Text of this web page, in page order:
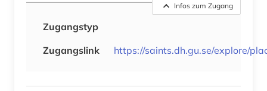
Infos zum Zugang
Zugangstyp
Zugangslink
https://saints.dh.gu.se/explore/